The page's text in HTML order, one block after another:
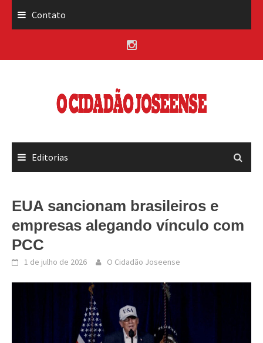
Contato
Editorias
EUA sancionam brasileiros e
empresas alegando vínculo com
PCC
1 de julho de 2026 O Cidadão Joseense